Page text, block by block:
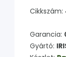
Cikkszám:
Garancia:
Gyártó: